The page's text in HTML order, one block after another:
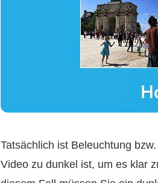
Tatsächlich ist Beleuchtung
Video zu dunkel ist, um es klar